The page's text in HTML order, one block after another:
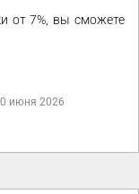
от 7%, вы сможете
июня 2026